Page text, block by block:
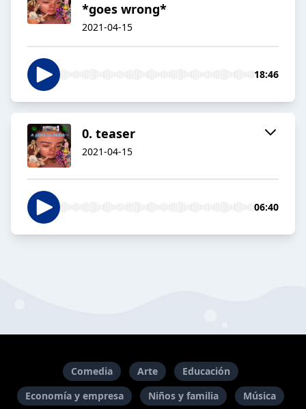
*goes wrong*
2021-04-15
18:46
0. teaser
2021-04-15
06:40
Comedia Arte
Educación
Economía y empresa
Niños y familia Música